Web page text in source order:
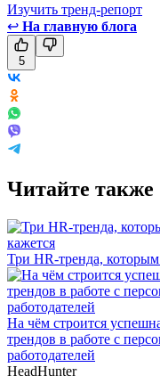
Изучить тренд-репорт
↩ На главную блога
5
Читайте также
Три HR-тренда, которым
На чём строится
трендов в работе с
работодателей
HeadHunter